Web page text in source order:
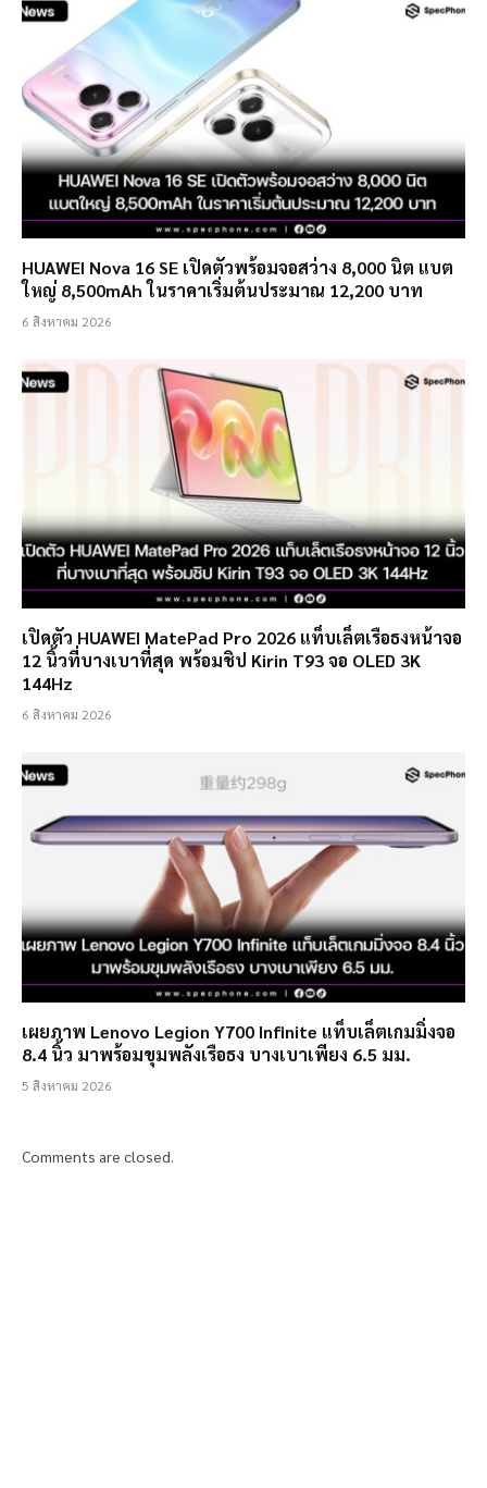
HUAWEI Nova 16 SE เปิดตัวพร้อมจอสว่าง 8,000 นิต แบต
ใหญ่ 8,500mAh ในราคาเริ่มต้นประมาณ 12,200 บาท
6 สิงหาคม 2026
เปิดตัว HUAWEI MatePad Pro 2026 แท็บเล็ตเรือธงหน้าจอ
12 นิ้วที่บางเบาที่สุด พร้อมชิป Kirin T93 จอ OLED 3K
144Hz
6 สิงหาคม 2026
เผยภาพ Lenovo Legion Y700 Infinite แท็บเล็ตเกมมิ่งจอ
8.4 นิ้ว มาพร้อมขุมพลังเรือธง บางเบาเพียง 6.5 มม.
5 สิงหาคม 2026
Comments are closed.